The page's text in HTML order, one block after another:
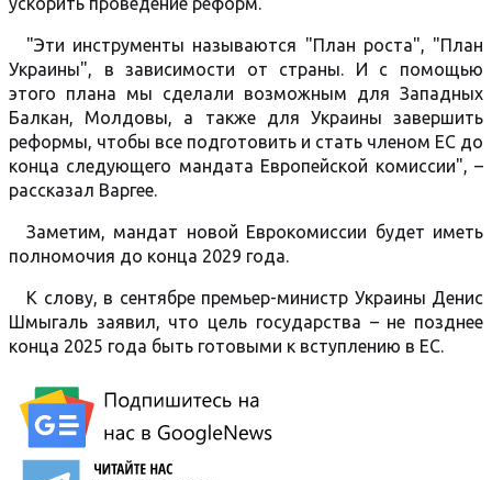
"Эти инструменты называются "План роста", "План
Украины", в зависимости от страны. И с помощью
этого плана мы сделали возможным для Западных
Балкан, Молдовы, а также для Украины завершить
реформы, чтобы все подготовить и стать членом ЕС до
конца следующего мандата Европейской комиссии", –
рассказал Варгее.
Заметим, мандат новой Еврокомиссии будет иметь
полномочия до конца 2029 года.
К слову, в сентябре премьер-министр Украины Денис
Шмыгаль заявил, что цель государства – не позднее
конца 2025 года быть готовыми к вступлению в ЕС.